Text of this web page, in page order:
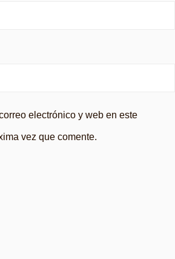
electrónico y web en este
vez que comente.